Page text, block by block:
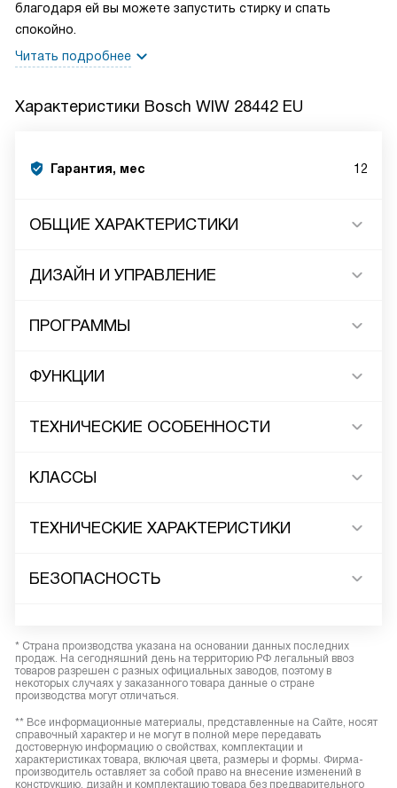
благодаря ей вы можете запустить стирку и спать
спокойно.
Читать подробнее
Характеристики Bosch WIW 28442 EU
Гарантия, мес 12
ОБЩИЕ ХАРАКТЕРИСТИКИ
ДИЗАЙН И УПРАВЛЕНИЕ
ПРОГРАММЫ
ФУНКЦИИ
ТЕХНИЧЕСКИЕ ОСОБЕННОСТИ
КЛАССЫ
ТЕХНИЧЕСКИЕ ХАРАКТЕРИСТИКИ
БЕЗОПАСНОСТЬ
* Страна производства указана на основании данных последних
продаж. На сегодняшний день на территорию РФ легальный ввоз
товаров разрешен с разных официальных заводов, поэтому в
некоторых случаях у заказанного товара данные о стране
производства могут отличаться.
** Все информационные материалы, представленные на Сайте, носят
справочный характер и не могут в полной мере передавать
достоверную информацию о свойствах, комплектации и
характеристиках товара, включая цвета, размеры и формы. Фирма-
производитель оставляет за собой право на внесение изменений в
конструкцию, дизайн и комплектацию товара без предварительного